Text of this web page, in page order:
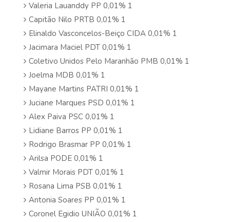
Valeria Lauanddy PP 0,01% 1
Capitão Nilo PRTB 0,01% 1
Elinaldo Vasconcelos-Beiço CIDA 0,01% 1
Jacimara Maciel PDT 0,01% 1
Coletivo Unidos Pelo Maranhão PMB 0,01% 1
Joelma MDB 0,01% 1
Mayane Martins PATRI 0,01% 1
Juciane Marques PSD 0,01% 1
Alex Paiva PSC 0,01% 1
Lidiane Barros PP 0,01% 1
Rodrigo Brasmar PP 0,01% 1
Arilsa PODE 0,01% 1
Valmir Morais PDT 0,01% 1
Rosana Lima PSB 0,01% 1
Antonia Soares PP 0,01% 1
Coronel Egidio UNIÃO 0,01% 1